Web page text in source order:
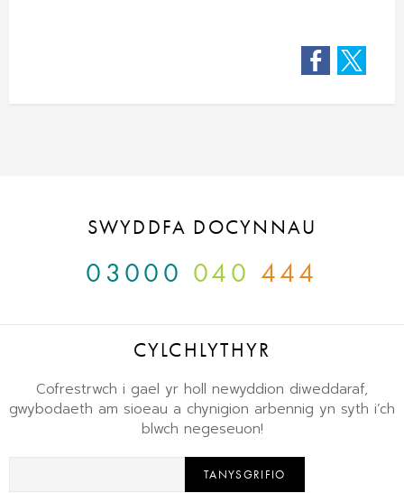
Facebook
SWYDDFA DOCYNNAU
03000 040 444
CYLCHLYTHYR
Cofrestrwch i gael yr holl newyddion diweddaraf,
gwybodaeth am sioeau a chynigion arbennig yn syth i’ch
blwch negeseuon!
TANYSGRIFIO